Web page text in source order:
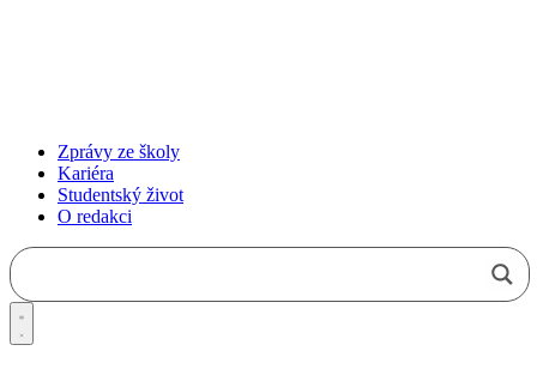
Zprávy ze školy
Kariéra
Studentský život
O redakci